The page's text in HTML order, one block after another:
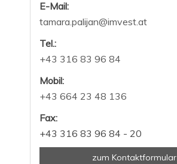
E-Mail:
tamara.palijan@imvest.at
Tel.:
+43 316 83 96 84
Mobil:
+43 664 23 48 136
Fax:
+43 316 83 96 84 - 20
zum Kontaktformular